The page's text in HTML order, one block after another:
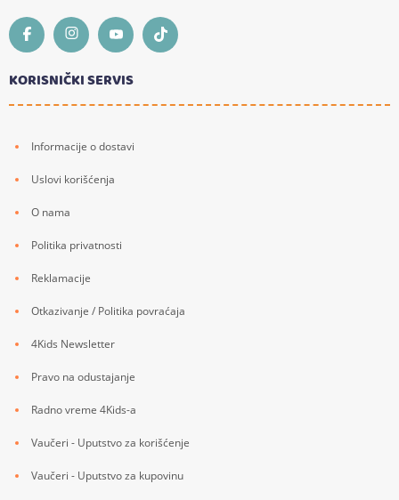
KORISNIČKI SERVIS
Informacije o dostavi
Uslovi korišćenja
O nama
Politika privatnosti
Reklamacije
Otkazivanje / Politika povraćaja
4Kids Newsletter
Pravo na odustajanje
Radno vreme 4Kids-a
Vaučeri - Uputstvo za korišćenje
Vaučeri - Uputstvo za kupovinu